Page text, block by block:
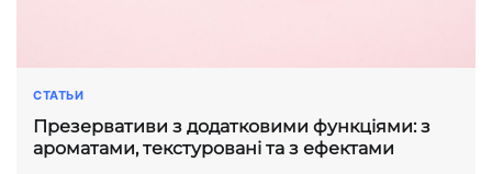
СТАТЬИ
Презервативи з додатковими функціями: з
ароматами, текстуровані та з ефектами